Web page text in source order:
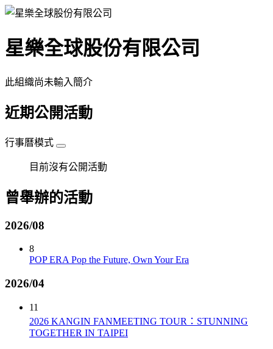
星樂全球股份有限公司
此組織尚未輸入簡介
近期公開活動
行事曆模式
目前沒有公開活動
曾舉辦的活動
2026/08
8
POP ERA Pop the Future, Own Your Era
2026/04
11
2026 KANGIN FANMEETING TOUR：STUNNING
TOGETHER IN TAIPEI